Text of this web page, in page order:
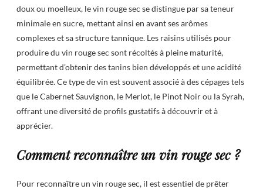
doux ou moelleux, le vin rouge sec se distingue par sa teneur
minimale en sucre, mettant ainsi en avant ses arômes
complexes et sa structure tannique. Les raisins utilisés pour
produire du vin rouge sec sont récoltés à pleine maturité,
permettant d’obtenir des tanins bien développés et une acidité
équilibrée. Ce type de vin est souvent associé à des cépages tels
que le Cabernet Sauvignon, le Merlot, le Pinot Noir ou la Syrah,
offrant une diversité de profils gustatifs à découvrir et à
apprécier.
Comment reconnaître un vin rouge sec ?
Pour reconnaître un vin rouge sec, il est essentiel de prêter